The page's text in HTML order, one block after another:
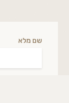
שם מלא